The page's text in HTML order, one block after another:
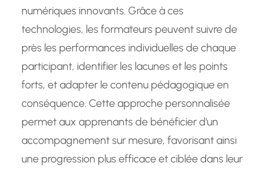
numériques innovants. Grâce à ces
technologies, les formateurs peuvent suivre de
près les performances individuelles de chaque
participant, identifier les lacunes et les points
forts, et adapter le contenu pédagogique en
conséquence. Cette approche personnalisée
permet aux apprenants de bénéficier d’un
accompagnement sur mesure, favorisant ainsi
une progression plus efficace et ciblée dans leur